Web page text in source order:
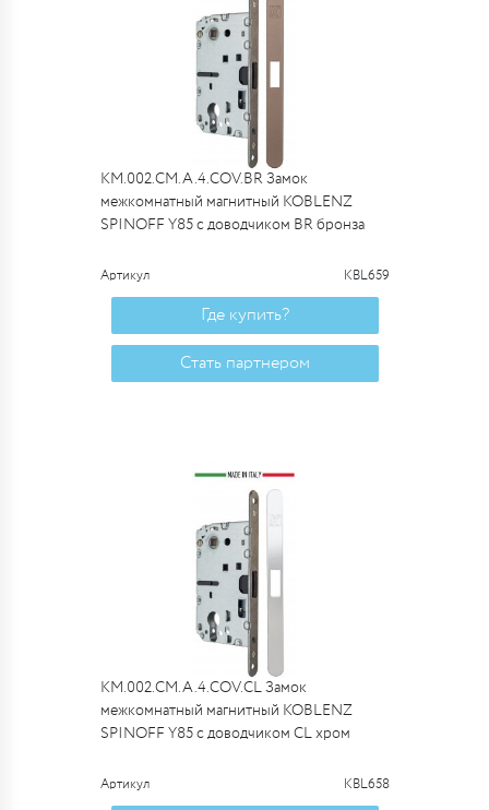
KM.002.CM.A.4.COV.BR Замок
межкомнатный магнитный KOBLENZ
SPINOFF Y85 с доводчиком BR бронза
Артикул KBL659
Где купить?
Стать партнером
KM.002.CM.A.4.COV.CL Замок
межкомнатный магнитный KOBLENZ
SPINOFF Y85 с доводчиком CL хром
Артикул KBL658